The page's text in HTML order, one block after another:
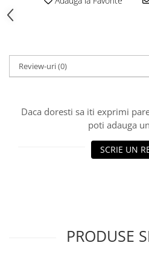
Vată bazaltică
Vată minerală
Oțel beton fasonat
Oțel beton neted
Panouri și plase de gard
Panou bordurat vopsit
Panou bordurat zincat
Plasă de armare
Review-uri(0)
Daca doresti sa iti exprimi
poti adauga
SCRIE UN
PRODUSE